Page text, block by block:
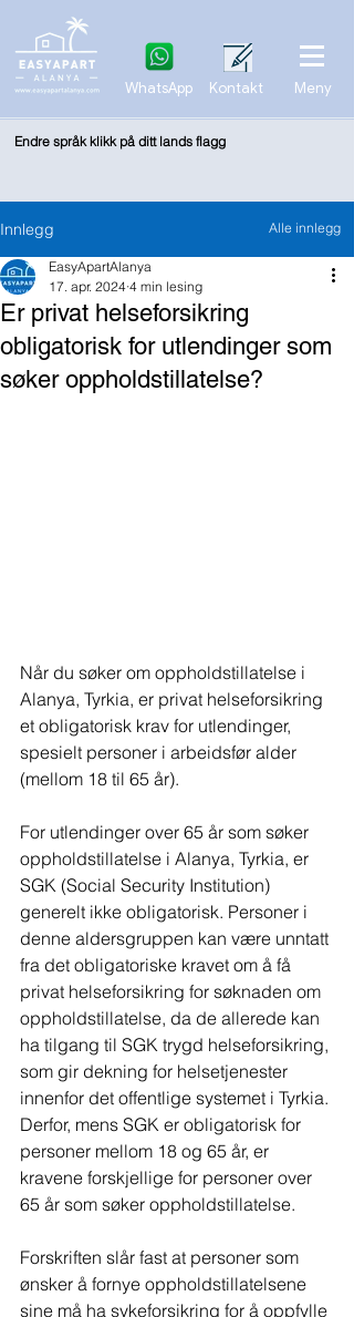
WhatsApp Kontakt Meny
Endre språk klikk på ditt lands flagg
Innlegg
Er privat helseforsikring
obligatorisk for utlendinger som
søker oppholdstillatelse?
EasyApartAlanya
17. apr. 2024 4 min lesing
Når du søker om oppholdstillatelse i
Alanya, Tyrkia, er privat helseforsikring
et obligatorisk krav for utlendinger,
spesielt personer i arbeidsfør alder
(mellom 18 til 65 år).
For utlendinger over 65 år som søker
oppholdstillatelse i Alanya, Tyrkia, er
SGK (Social Security Institution)
generelt ikke obligatorisk. Personer i
denne aldersgruppen kan være unntatt
fra det obligatoriske kravet om å få
privat helseforsikring for søknaden om
oppholdstillatelse, da de allerede kan
ha tilgang til SGK trygd helseforsikring,
som gir dekning for helsetjenester
innenfor det offentlige systemet i Tyrkia.
Derfor, mens SGK er obligatorisk for
personer mellom 18 og 65 år, er
kravene forskjellige for personer over
65 år som søker oppholdstillatelse.
Forskriften slår fast at personer som
ønsker å fornye oppholdstillatelsene
sine må ha sykeforsikring for å oppfylle
Alle innlegg